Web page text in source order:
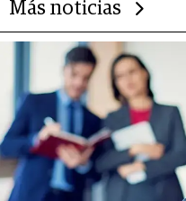
Más noticias